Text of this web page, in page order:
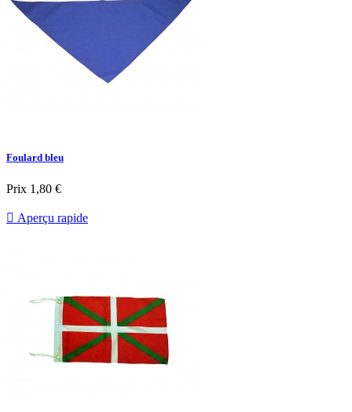
Foulard bleu
Prix 1,80 €
 Aperçu rapide